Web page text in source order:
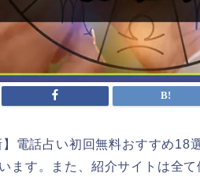
】電話占い初回無料おすすめ18
ます。また、紹介サイトは全